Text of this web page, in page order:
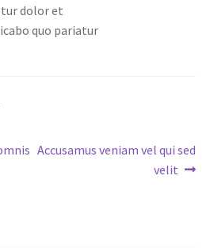
dolor et
quo pariatur
Next
Accusamus veniam vel qui sed
velit